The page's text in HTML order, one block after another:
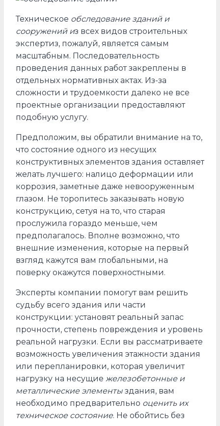
Техническое обследование зданий и
сооружений из всех видов строительных
экспертиз, пожалуй, является самым
масштабным. Последовательность
проведения данных работ закреплены в
отдельных нормативных актах. Из-за
сложности и трудоемкости далеко не все
проектные организации предоставляют
подобную услугу.
Предположим, вы обратили внимание на то,
что состояние одного из несущих
конструктивных элементов здания оставляет
желать лучшего: налицо деформации или
коррозия, заметные даже невооруженным
глазом. Не торопитесь заказывать новую
конструкцию, сетуя на то, что старая
прослужила гораздо меньше, чем
предполагалось. Вполне возможно, что
внешние изменения, которые на первый
взгляд кажутся вам глобальными, на
поверку окажутся поверхностными.
Эксперты компании помогут вам решить
судьбу всего здания или части
конструкции: установят реальный запас
прочности, степень повреждения и уровень
реальной нагрузки. Если вы рассматриваете
возможность увеличения этажности здания
или перепланировки, которая увеличит
нагрузку на несущие железобетонные и
металлические элементы здания, вам
необходимо предварительно оценить их
техническое состояние. Не обойтись без